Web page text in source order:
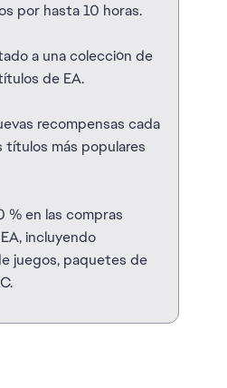
por hasta 10 horas.
a una colección de
de EA.
recompensas cada
títulos más populares
% en las compras
incluyendo
juegos, paquetes de